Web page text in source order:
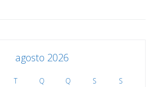
agosto 2026
T Q Q S S